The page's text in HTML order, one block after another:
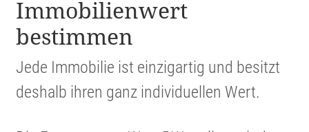
Immobi­li­en­wert
bestimmen
Jede Immobilie ist einzig­artig und besitzt
deshalb ihren ganz indivi­du­ellen Wert.